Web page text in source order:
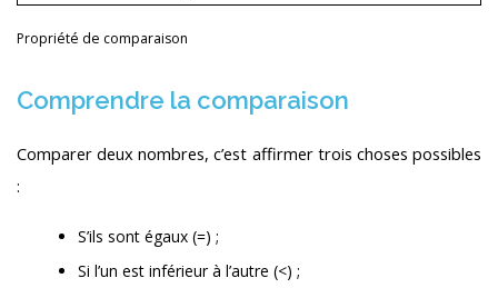
Propriété de comparaison
Comprendre la comparaison
Comparer deux nombres, c’est affirmer trois choses possibles
:
S’ils sont égaux (=) ;
Si l’un est inférieur à l’autre (<) ;